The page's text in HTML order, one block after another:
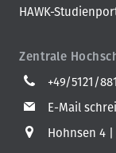
HAWK-
Zentrale
+49/5121/
E-Mail
Hohnsen 4